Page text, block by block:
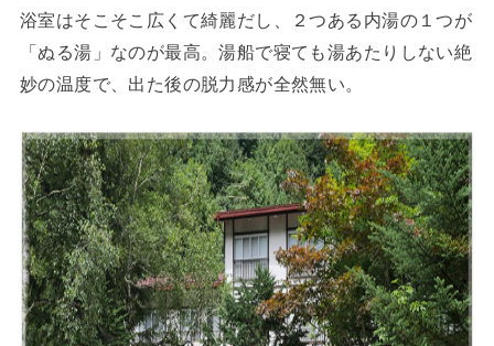
浴室はそこそこ広くて綺麗だし、２つある内湯の１つが
「ぬる湯」なのが最高。湯船で寝ても湯あたりしない絶
妙の温度で、出た後の脱力感が全然無い。